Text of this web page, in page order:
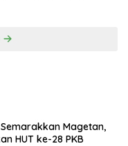
Semarakkan Magetan,
HUT ke-28 PKB